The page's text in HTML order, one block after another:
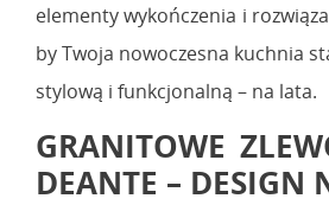
elementy wykończenia i
by Twoja nowoczesna kuchnia
stylową i funkcjonalną – na lata.
GRANITOWE
DEANTE – DESIGN